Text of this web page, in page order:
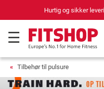
Hurtig og sikker
Tilbehør til pulsure